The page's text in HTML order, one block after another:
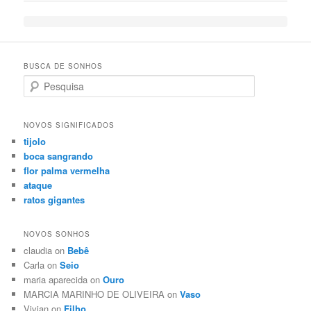
BUSCA DE SONHOS
Search
NOVOS SIGNIFICADOS
tijolo
boca sangrando
flor palma vermelha
ataque
ratos gigantes
NOVOS SONHOS
claudia on Bebê
Carla onSeio
maria aparecida onOuro
MARCIA MARINHO DE OLIVEIRA onVaso